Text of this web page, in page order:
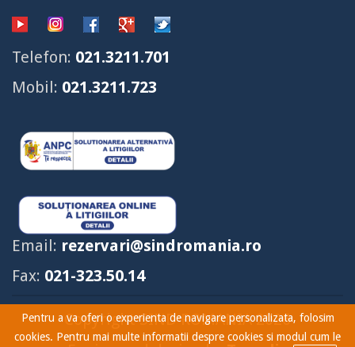
Pentru a va oferi o experienta de navigare personalizata, folosim
cookies. Pentru mai multe informatii despre cookies si modul cum le
Telefon: 021.3211.701
Mobil: 021.3211.723
Email: rezervari@sindromania.ro
Fax: 021-323.50.14
Copyright SIND ROMANIA 2026